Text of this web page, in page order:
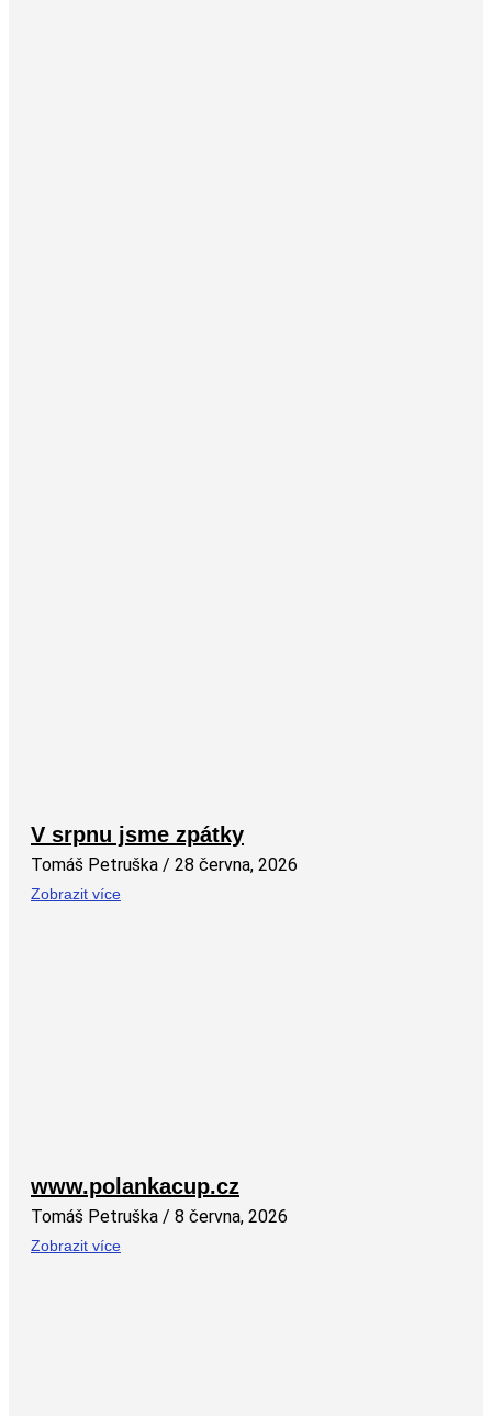
V srpnu jsme zpátky
Tomáš Petruška 28 června, 2026
Zobrazit více
www.polankacup.cz
Tomáš Petruška 8 června, 2026
Zobrazit více